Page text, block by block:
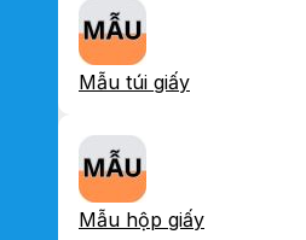
Mẫu túi giấy
Mẫu hộp giấy